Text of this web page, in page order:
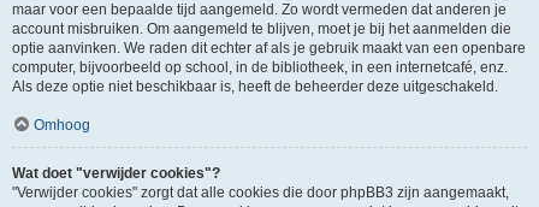
maar voor een bepaalde tijd aangemeld. Zo wordt vermeden dat anderen je
account misbruiken. Om aangemeld te blijven, moet je bij het aanmelden die
optie aanvinken. We raden dit echter af als je gebruik maakt van een openbare
computer, bijvoorbeeld op school, in de bibliotheek, in een internetcafé, enz.
Als deze optie niet beschikbaar is, heeft de beheerder deze uitgeschakeld.
Omhoog
Wat doet "verwijder cookies"?
"Verwijder cookies" zorgt dat alle cookies die door phpBB3 zijn aangemaakt,